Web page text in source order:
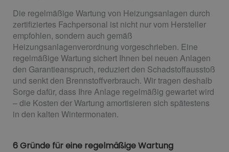
Die regelmäßige Wartung von Heizungsanlagen durch
zertifiziertes Fachpersonal ist nicht nur vom Hersteller
empfohlen, sondern auch gemäß
Heizungsanlagenverordnung vorgeschrieben. Eine
regelmäßige Wartung sichert Ihnen bei neuen Anlagen
den Garantieanspruch, reduziert den Schadstoffausstoß
und senkt den Brennstoffverbrauch. Wir tragen deshalb
Sorge dafür, dass Ihre Anlage regelmäßig gewartet wird
– die Kosten der Wartung amortisieren sich spätestens
in den kalten Wintermonaten.
6 Gründe für eine regelmäßige Wartung